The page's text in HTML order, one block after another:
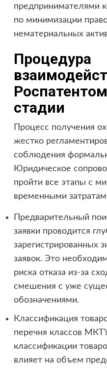
предпринимателями
по минимизации
нематериальных
Процедура
стадии
Процесс получения
жестко
соблюдения
Юридическое
пройти все этапы с
временными
Предварительный
заявки проводится
зарегистрированных
заявок. Это
риска отказа из-за
смешения с уже
обозначениями.
Классификация
перечня классов
классификации
влияет на объем